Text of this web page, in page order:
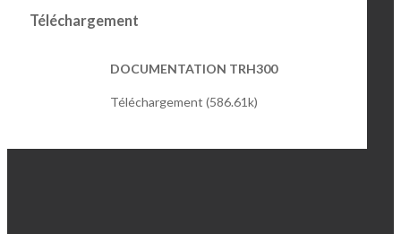
Téléchargement
DOCUMENTATION TRH300
Téléchargement (586.61k)